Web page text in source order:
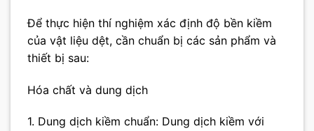
Để thực hiện thí nghiệm xác định độ bền kiềm
của vật liệu dệt, cần chuẩn bị các sản phẩm và
thiết bị sau:
Hóa chất và dung dịch
1. Dung dịch kiềm chuẩn: Dung dịch kiềm với